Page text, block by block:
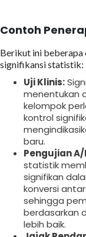
Contoh
Berikut ini beberapa
signifikansi statistik:
Uji Klinis:
menentukan
kelompok
kontrol
baru.
Pengujian
statistik
signifikan
konversi
sehingga
berdasarkan
lebih baik.